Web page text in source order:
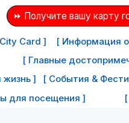
⏩ Получите вашу карту
Card ]
[ Информация
[ Главные
жизнь ] [ События &
для посещения ]